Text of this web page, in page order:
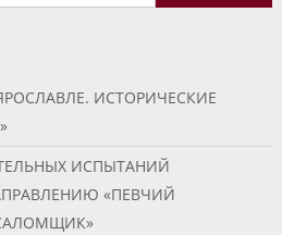
ИСТОРИЧЕСКИЕ
ИСПЫТАНИЙ
«ПЕВЧИЙ